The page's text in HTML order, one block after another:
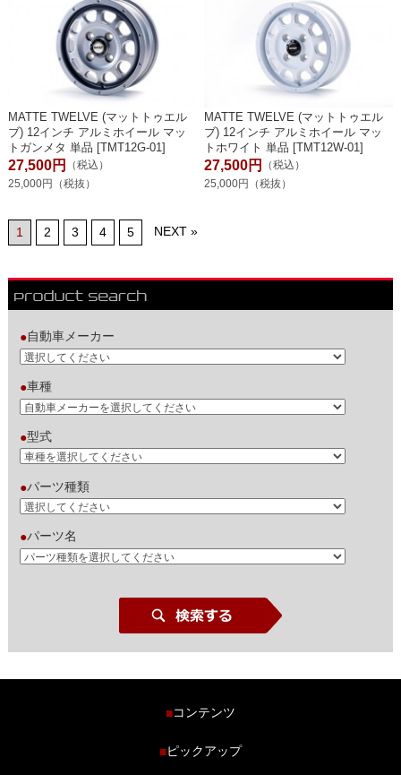
MATTE TWELVE (マットトゥエル
ブ) 12インチ アルミホイール マッ
トガンメタ 単品 [TMT12G-01]
27,500円
（税込）
25,000円（税抜）
MATTE TWELVE (マットトゥエル
ブ) 12インチ アルミホイール マッ
トホワイト 単品 [TMT12W-01]
27,500円
（税込）
25,000円（税抜）
1 2 3 4 5 NEXT »
●自動車メーカー
●車種
●型式
●パーツ種類
●パーツ名
■コンテンツ
■ピックアップ